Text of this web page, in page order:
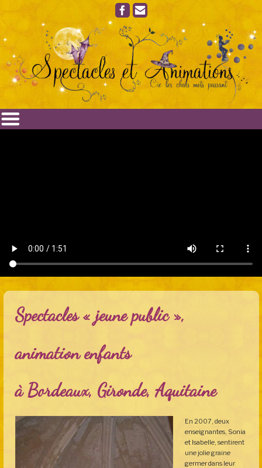
Spectacles « jeune public »,
animation enfants
à Bordeaux, Gironde, Aquitaine
En 2007, deux
enseignantes, Sonia
et Isabelle, sentirent
une jolie graine
germer dans leur